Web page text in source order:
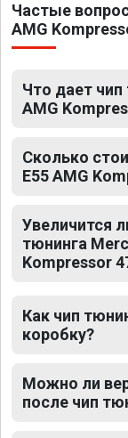
Частые
AMG
Что дает чип
AMG
Сколько
E55 AMG
Увеличится
тюнинга
Kompressor
Как чип
коробку?
Можно ли
после чип